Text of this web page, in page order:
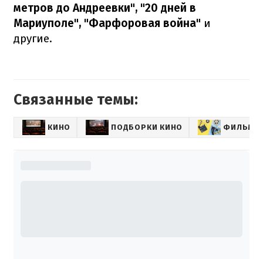
метров до Андреевки", "20 дней в
Мариуполе", "Фарфоровая война" и
другие.
Связанные темы:
КИНО ПОДБОРКИ КИНО ФИЛЬМЫ